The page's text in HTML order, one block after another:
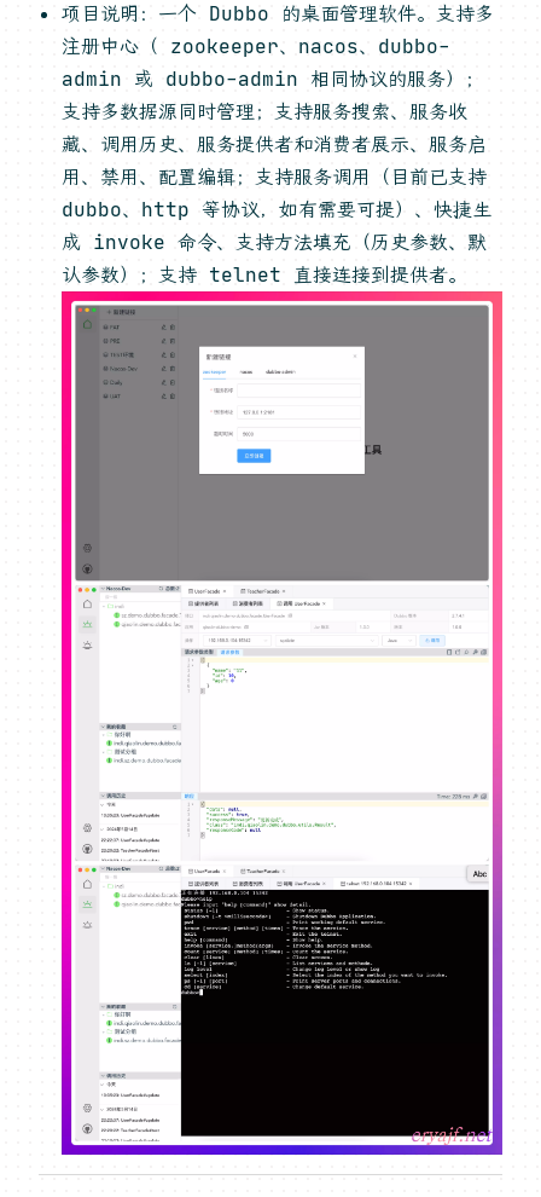
项目说明：一个 Dubbo 的桌面管理软件。支持多
注册中心（ zookeeper、nacos、dubbo-
admin 或 dubbo-admin 相同协议的服务）；
支持多数据源同时管理；支持服务搜索、服务收
藏、调用历史、服务提供者和消费者展示、服务启
用、禁用、配置编辑；支持服务调用（目前已支持
dubbo、http 等协议，如有需要可提）、快捷生
成 invoke 命令、支持方法填充（历史参数、默
认参数）；支持 telnet 直接连接到提供者。